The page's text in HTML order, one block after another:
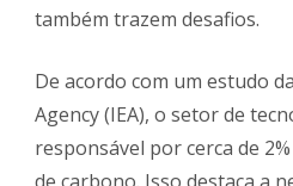
também trazem desafios.
De acordo com um estudo
Agency (IEA), o setor de
responsável por cerca de